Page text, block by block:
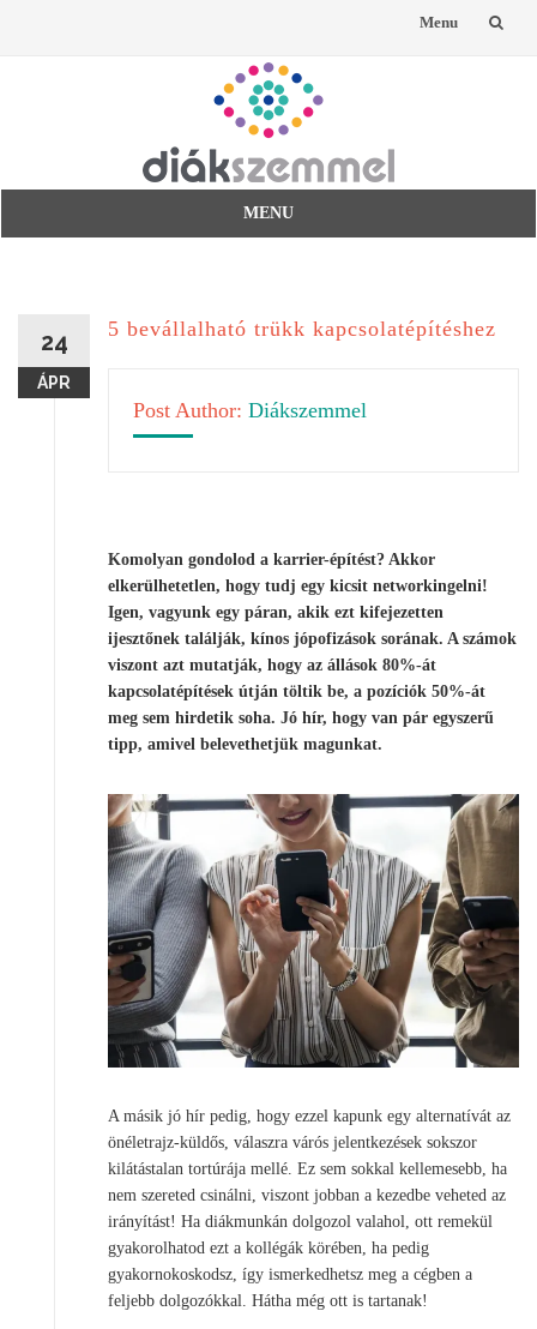
Menu
MENU
24
ÁPR
5 bevállalható trükk kapcsolatépítéshez
Post Author: Diákszemmel
Komolyan gondolod a karrier-építést? Akkor
elkerülhetetlen, hogy tudj egy kicsit networkingelni!
Igen, vagyunk egy páran, akik ezt kifejezetten
ijesztőnek találják, kínos jópofizások sorának. A számok
viszont azt mutatják, hogy az állások 80%-át
kapcsolatépítések útján töltik be, a pozíciók 50%-át
meg sem hirdetik soha. Jó hír, hogy van pár egyszerű
tipp, amivel belevethetjük magunkat.
A másik jó hír pedig, hogy ezzel kapunk egy alternatívát az
önéletrajz-küldős, válaszra várós jelentkezések sokszor
kilátástalan tortúrája mellé. Ez sem sokkal kellemesebb, ha
nem szereted csinálni, viszont jobban a kezedbe veheted az
irányítást! Ha diákmunkán dolgozol valahol, ott remekül
gyakorolhatod ezt a kollégák körében, ha pedig
gyakornokoskodsz, így ismerkedhetsz meg a cégben a
feljebb dolgozókkal. Hátha még ott is tartanak!